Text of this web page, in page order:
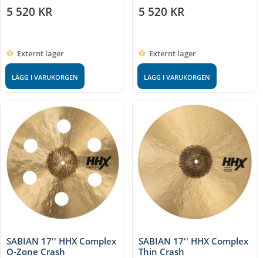
5 520 KR
Externt lager
LÄGG I VARUKORGEN
5 520 KR
Externt lager
LÄGG I VARUKORGEN
SABIAN 17'' HHX Complex
O-Zone Crash
SABIAN 17'' HHX Complex
Thin Crash